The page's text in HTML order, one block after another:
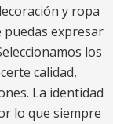
y ropa
puedas expresar
los
calidad,
La identidad
lo que siempre